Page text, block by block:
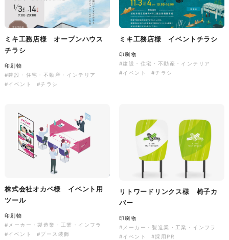
株式会社三共様 ドリップコー
ヒーパッケージ
ノベルティ
株式会社バスコフーズ様
FRUITFRUIT SNACK パッケ
ージデザイン
パッケージ
#グラフィックデザイン
ミキ工務店様 オープンハウス
チラシ
印刷物
#建設・住宅・不動産・インテリア
#イベント
#チラシ
ミキ工務店様 イベントチラシ
印刷物
#建設・住宅・不動産・インテリア
#イベント
#チラシ
株式会社オカベ様 イベント用
ツール
印刷物
#メーカー・製造業・工業・インフラ
#イベント
#ブース装飾
リトワードリンクス様 椅子カ
バー
印刷物
#メーカー・製造業・工業・インフラ
#イベント
#採用PR